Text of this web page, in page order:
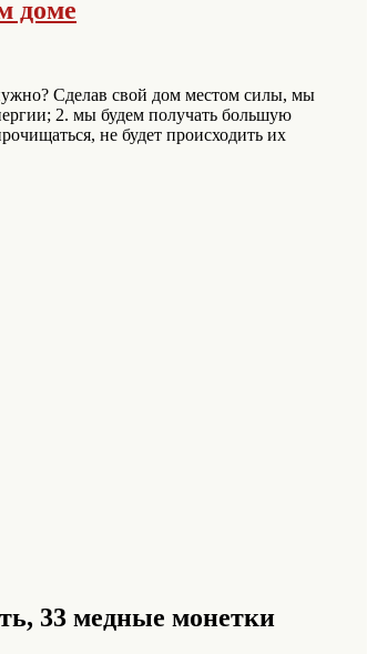
доме
Сделав свой дом местом силы, мы
2. мы будем получать большую
не будет происходить их
33 медные монетки